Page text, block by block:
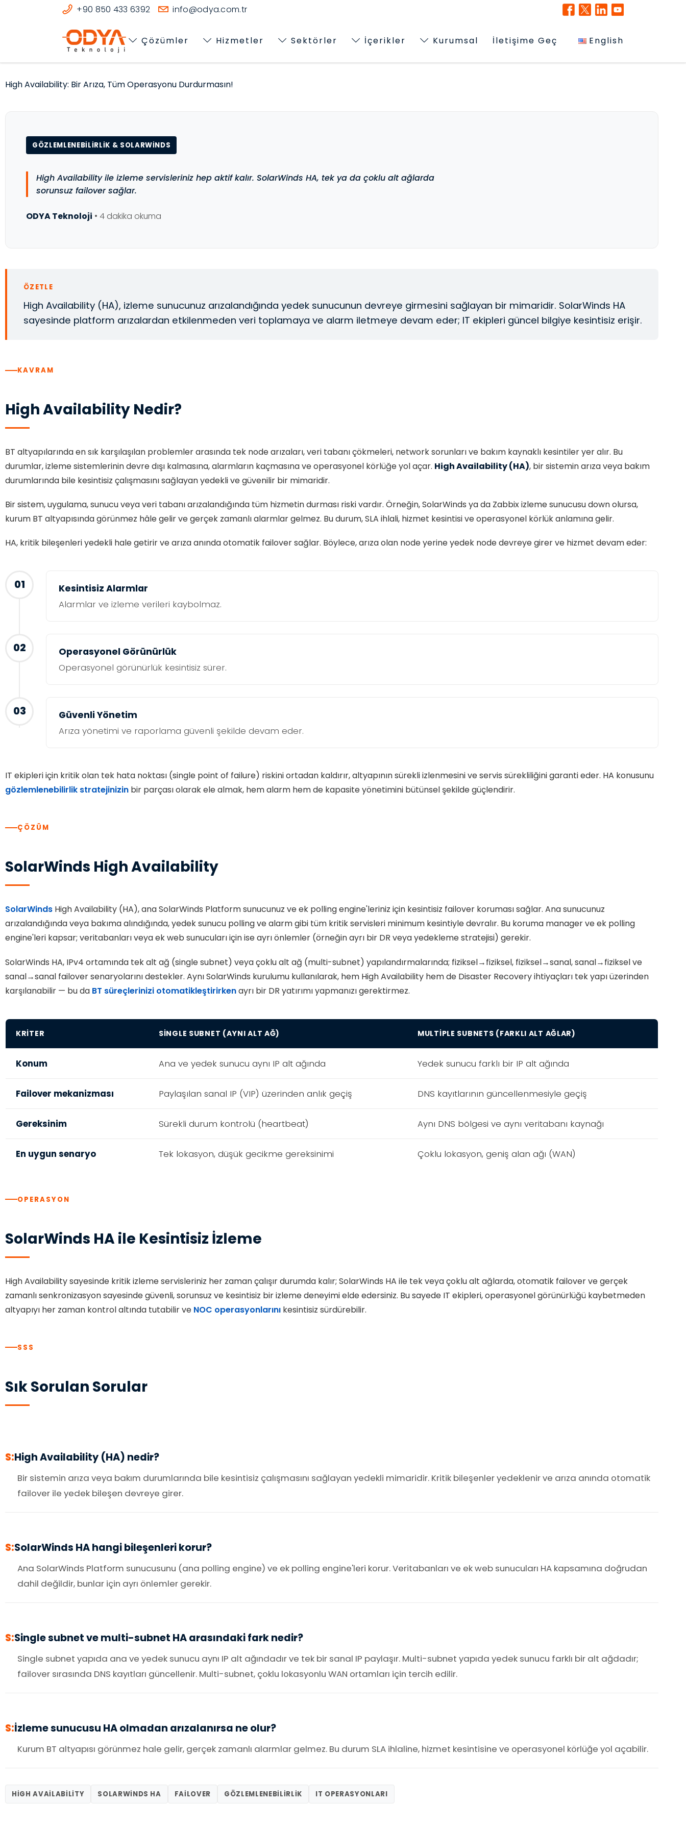
+90 850 433 6392 info@odya.com.tr
Çözümler Hizmetler Sektörler İçerikler Kurumsal İletişime Geç English
High Availability: Bir Arıza, Tüm Operasyonu Durdurmasın!
GÖZLEMLENEBILIRLIK & SOLARWINDS
High Availability ile izleme servisleriniz hep aktif kalır. SolarWinds HA, tek ya da çoklu alt ağlarda
sorunsuz failover sağlar.
ODYA Teknoloji • 4 dakika okuma
ÖZETLE
High Availability (HA), izleme sunucunuz arızalandığında yedek sunucunun devreye girmesini sağlayan bir mimaridir. SolarWinds HA
sayesinde platform arızalardan etkilenmeden veri toplamaya ve alarm iletmeye devam eder; IT ekipleri güncel bilgiye kesintisiz erişir.
KAVRAM
High Availability Nedir?
BT altyapılarında en sık karşılaşılan problemler arasında tek node arızaları, veri tabanı çökmeleri, network sorunları ve bakım kaynaklı kesintiler yer alır. Bu
durumlar, izleme sistemlerinin devre dışı kalmasına, alarmların kaçmasına ve operasyonel körlüğe yol açar. High Availability (HA), bir sistemin arıza veya bakım
durumlarında bile kesintisiz çalışmasını sağlayan yedekli ve güvenilir bir mimaridir.
Bir sistem, uygulama, sunucu veya veri tabanı arızalandığında tüm hizmetin durması riski vardır. Örneğin, SolarWinds ya da Zabbix izleme sunucusu down olursa,
kurum BT altyapısında görünmez hâle gelir ve gerçek zamanlı alarmlar gelmez. Bu durum, SLA ihlali, hizmet kesintisi ve operasyonel körlük anlamına gelir.
HA, kritik bileşenleri yedekli hale getirir ve arıza anında otomatik failover sağlar. Böylece, arıza olan node yerine yedek node devreye girer ve hizmet devam eder:
01
Kesintisiz Alarmlar
Alarmlar ve izleme verileri kaybolmaz.
02
Operasyonel Görünürlük
Operasyonel görünürlük kesintisiz sürer.
03
Güvenli Yönetim
Arıza yönetimi ve raporlama güvenli şekilde devam eder.
IT ekipleri için kritik olan tek hata noktası (single point of failure) riskini ortadan kaldırır, altyapının sürekli izlenmesini ve servis sürekliliğini garanti eder. HA konusunu
gözlemlenebilirlik stratejinizin bir parçası olarak ele almak, hem alarm hem de kapasite yönetimini bütünsel şekilde güçlendirir.
ÇÖZÜM
SolarWinds High Availability
SolarWinds High Availability (HA), ana SolarWinds Platform sunucunuz ve ek polling engine'leriniz için kesintisiz failover koruması sağlar. Ana sunucunuz
arızalandığında veya bakıma alındığında, yedek sunucu polling ve alarm gibi tüm kritik servisleri minimum kesintiyle devralır. Bu koruma manager ve ek polling
engine'leri kapsar; veritabanları veya ek web sunucuları için ise ayrı önlemler (örneğin ayrı bir DR veya yedekleme stratejisi) gerekir.
SolarWinds HA, IPv4 ortamında tek alt ağ (single subnet) veya çoklu alt ağ (multi-subnet) yapılandırmalarında; fiziksel→fiziksel, fiziksel→sanal, sanal→fiziksel ve
sanal→sanal failover senaryolarını destekler. Aynı SolarWinds kurulumu kullanılarak, hem High Availability hem de Disaster Recovery ihtiyaçları tek yapı üzerinden
karşılanabilir — bu da BT süreçlerinizi otomatikleştirirkenayrı bir DR yatırımı yapmanızı gerektirmez.
KRITER SINGLE SUBNET (AYNI ALT AĞ) MULTIPLE SUBNETS (FARKLI ALT AĞLAR)
Konum Ana ve yedek sunucu aynı IP alt ağında Yedek sunucu farklı bir IP alt ağında
Failover mekanizması Paylaşılan sanal IP (VIP) üzerinden anlık geçiş DNS kayıtlarının güncellenmesiyle geçiş
Gereksinim Sürekli durum kontrolü (heartbeat) Aynı DNS bölgesi ve aynı veritabanı kaynağı
En uygun senaryo Tek lokasyon, düşük gecikme gereksinimi Çoklu lokasyon, geniş alan ağı (WAN)
OPERASYON
SolarWinds HA ile Kesintisiz İzleme
High Availability sayesinde kritik izleme servisleriniz her zaman çalışır durumda kalır; SolarWinds HA ile tek veya çoklu alt ağlarda, otomatik failover ve gerçek
zamanlı senkronizasyon sayesinde güvenli, sorunsuz ve kesintisiz bir izleme deneyimi elde edersiniz. Bu sayede IT ekipleri, operasyonel görünürlüğü kaybetmeden
altyapıyı her zaman kontrol altında tutabilir ve NOC operasyonlarını kesintisiz sürdürebilir.
SSS
Sık Sorulan Sorular
S:High Availability (HA) nedir?
Bir sistemin arıza veya bakım durumlarında bile kesintisiz çalışmasını sağlayan yedekli mimaridir. Kritik bileşenler yedeklenir ve arıza anında otomatik
failover ile yedek bileşen devreye girer.
S:SolarWinds HA hangi bileşenleri korur?
Ana SolarWinds Platform sunucusunu (ana polling engine) ve ek polling engine'leri korur. Veritabanları ve ek web sunucuları HA kapsamına doğrudan
dahil değildir, bunlar için ayrı önlemler gerekir.
S:Single subnet ve multi-subnet HA arasındaki fark nedir?
Single subnet yapıda ana ve yedek sunucu aynı IP alt ağındadır ve tek bir sanal IP paylaşır. Multi-subnet yapıda yedek sunucu farklı bir alt ağdadır;
failover sırasında DNS kayıtları güncellenir. Multi-subnet, çoklu lokasyonlu WAN ortamları için tercih edilir.
S:İzleme sunucusu HA olmadan arızalanırsa ne olur?
Kurum BT altyapısı görünmez hale gelir, gerçek zamanlı alarmlar gelmez. Bu durum SLA ihlaline, hizmet kesintisine ve operasyonel körlüğe yol açabilir.
HIGH AVAILABILITY SOLARWINDS HA FAILOVER GÖZLEMLENEBILIRLIK IT OPERASYONLARI